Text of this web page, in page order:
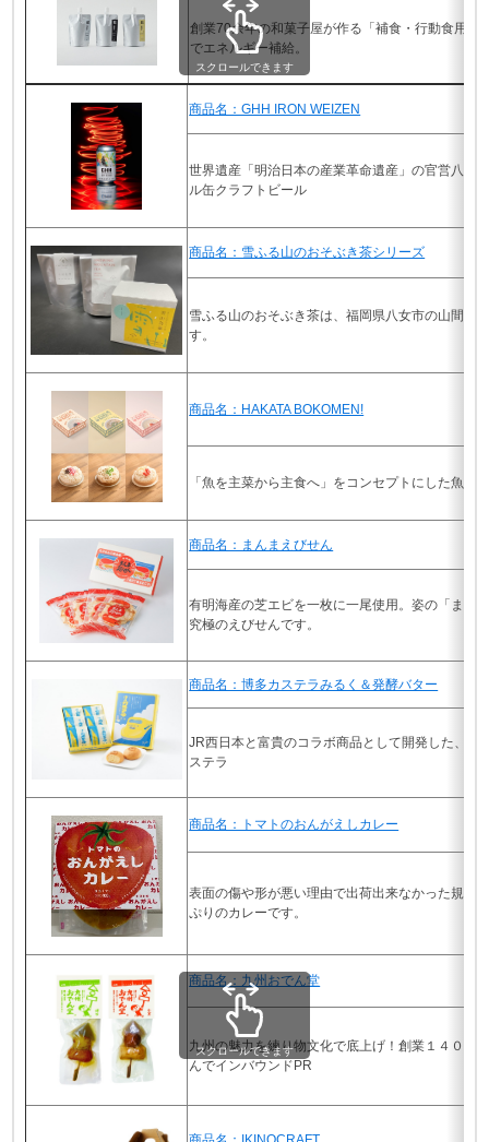
創業70余年の和菓子屋が作る「補食・行動食用あ
でエネルギー補給。
スクロールできます
商品名：GHH IRON WEIZEN
世界遺産「明治日本の産業革命遺産」の官営八幡
ル缶クラフトビール
商品名：雪ふる山のおそぶき茶シリーズ
雪ふる山のおそぶき茶は、福岡県八女市の山間部
す。
商品名：HAKATA BOKOMEN!
「魚を主菜から主食へ」をコンセプトにした魚の
商品名：まんまえびせん
有明海産の芝エビを一枚に一尾使用。姿の「まん
究極のえびせんです。
商品名：博多カステラみるく＆発酵バター
JR西日本と富貴のコラボ商品として開発した、ミ
ステラ
商品名：トマトのおんがえしカレー
表面の傷や形が悪い理由で出荷出来なかった規格
ぷりのカレーです。
商品名：九州おでん堂
九州の魅力を練り物文化で底上げ！創業１４０年
んでインバウンドPR
スクロールできます